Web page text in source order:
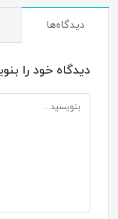
دیدگاه‌ها
دیدگاه خود را